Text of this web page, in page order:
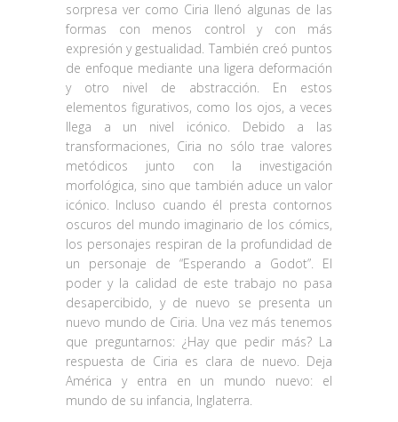
sorpresa ver como Ciria llenó algunas de las
formas con menos control y con más
expresión y gestualidad. También creó puntos
de enfoque mediante una ligera deformación
y otro nivel de abstracción. En estos
elementos figurativos, como los ojos, a veces
llega a un nivel icónico. Debido a las
transformaciones, Ciria no sólo trae valores
metódicos junto con la investigación
morfológica, sino que también aduce un valor
icónico. Incluso cuando él presta contornos
oscuros del mundo imaginario de los cómics,
los personajes respiran de la profundidad de
un personaje de “Esperando a Godot”. El
poder y la calidad de este trabajo no pasa
desapercibido, y de nuevo se presenta un
nuevo mundo de Ciria. Una vez más tenemos
que preguntarnos: ¿Hay que pedir más? La
respuesta de Ciria es clara de nuevo. Deja
América y entra en un mundo nuevo: el
mundo de su infancia, Inglaterra.